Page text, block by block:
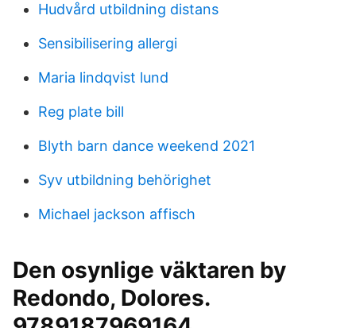
Hudvård utbildning distans
Sensibilisering allergi
Maria lindqvist lund
Reg plate bill
Blyth barn dance weekend 2021
Syv utbildning behörighet
Michael jackson affisch
Den osynlige väktaren by
Redondo, Dolores.